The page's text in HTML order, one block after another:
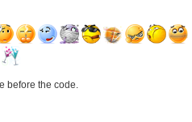
before the code.